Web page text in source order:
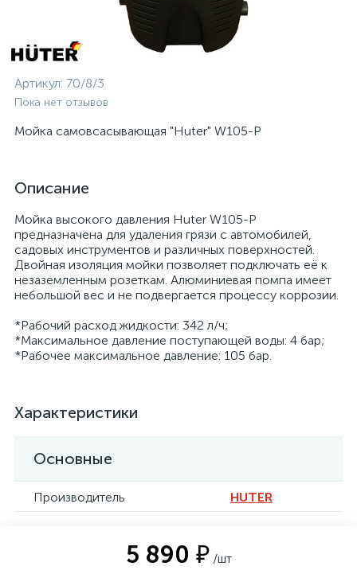
Артикул: 70/8/3
Пока нет отзывов
Мойка самовсасывающая "Huter" W105-Р
Описание
Мойка высокого давления Huter W105-Р
предназначена для удаления грязи с автомобилей,
садовых инструментов и различных поверхностей.
Двойная изоляция мойки позволяет подключать её к
незаземленным розеткам. Алюминиевая помпа имеет
небольшой вес и не подвергается процессу коррозии.
*Рабочий расход жидкости: 342 л/ч;
*Максимальное давление поступающей воды: 4 бар;
*Рабочее максимальное давление: 105 бар.
Характеристики
Основные
Производитель HUTER
5 890 ₽ /шт